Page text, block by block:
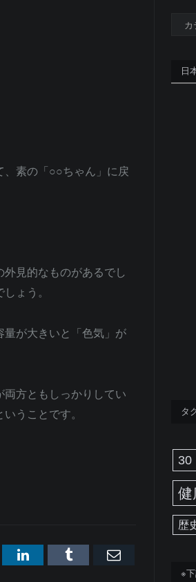
、素の「○○ちゃん」に戻
見的なものがあるでし
ょう。
量が大きいと「色気」が
方ともしっかりしてい
うことです。
LinkedInTumblr Email
日
タ
30
健
歴
※